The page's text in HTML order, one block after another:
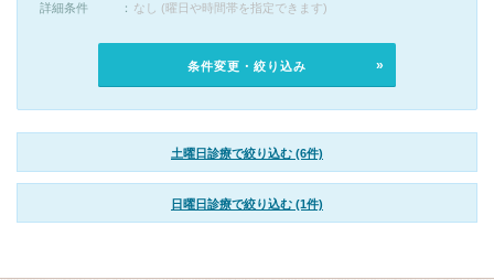
詳細条件
なし (曜日や時間帯を指定できます)
条件変更・絞り込み
土曜日診療で絞り込む (6件)
日曜日診療で絞り込む (1件)